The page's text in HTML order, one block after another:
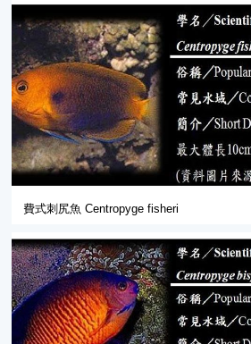
費式刺尻魚 Centropyge fisheri